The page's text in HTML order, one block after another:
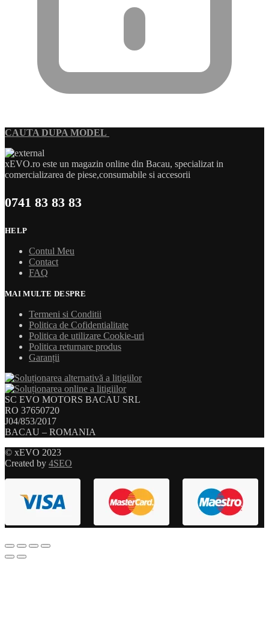
CAUTA DUPA MODEL
xEVO.ro este un magazin online din Bacau, specializat in
comercializarea de piese,consumabile si accesorii
0741 83 83 83
HELP
Contul Meu
Contact
FAQ
MAI MULTE DESPRE
Termeni si Conditii
Politica de Cofidentialitate
Politica de utilizare Cookie-uri
Politica returnare produs
Garanții
SC EVO MOTORS BACAU SRL
RO 37650720
J04/853/2017
BACAU – ROMANIA
© xEVO 2023
Created by 4SEO